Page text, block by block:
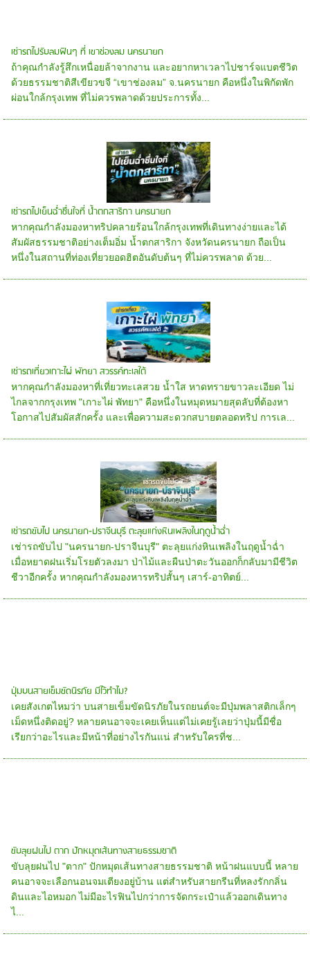
เช่ารถไปรับลมฟินๆ ที่ เขาช่องลม นครนายก
ถ้าคุณกำลังรู้สึกเหนื่อยล้าจากงาน และอยากหาเวลาไปชาร์จแบตชีวิต
ด้วยธรรมชาติสีเขียวขจี “เขาช่องลม” จ.นครนายก คือหนึ่งในพิกัดพัก
ผ่อนใกล้กรุงเทพ ที่ไม่ควรพลาดด้วยประการทั้ง...
เช่ารถไปเย็นฉ่ำชื่นใจที่ น้ำตกสาริกา นครนายก
หากคุณกำลังมองหาทริปคลายร้อนใกล้กรุงเทพที่เดินทางง่ายและได้
สัมผัสธรรมชาติอย่างเต็มอิ่ม น้ำตกสาริกา จังหวัดนครนายก ถือเป็น
หนึ่งในสถานที่ท่องเที่ยวยอดฮิตอันดับต้นๆ ที่ไม่ควรพลาด ด้วย...
เช่ารถเที่ยวเกาะไผ่ พัทยา สวรรค์ทะเลใต้
หากคุณกำลังมองหาที่เที่ยวทะเลสวย น้ำใส หาดทรายขาวละเอียด ไม่
ไกลจากกรุงเทพ "เกาะไผ่ พัทยา" คือหนึ่งในหมุดหมายสุดลับที่ต้องหา
โอกาสไปสัมผัสสักครั้ง และเพื่อความสะดวกสบายตลอดทริป การเล...
เช่ารถขับไป นครนายก-ปราจีนบุรี ตะลุยแก่งหินเพลิงในฤดูน้ำฉ่ำ
เช่ารถขับไป "นครนายก-ปราจีนบุรี" ตะลุยแก่งหินเพลิงในฤดูน้ำฉ่ำ
เมื่อหยาดฝนเริ่มโรยตัวลงมา ป่าไม้และผืนป่าตะวันออกก็กลับมามีชีวิต
ชีวาอีกครั้ง หากคุณกำลังมองหารทริปสั้นๆ เสาร์-อาทิตย์...
ปุ่มบนสายเข็มขัดนิรภัย มีไว้ทำไม?
เคยสังเกตไหมว่า บนสายเข็มขัดนิรภัยในรถยนต์จะมีปุ่มพลาสติกเล็กๆ
เม็ดหนึ่งติดอยู่? หลายคนอาจจะเคยเห็นแต่ไม่เคยรู้เลยว่าปุ่มนี้มีชื่อ
เรียกว่าอะไรและมีหน้าที่อย่างไรกันแน่ สำหรับใครที่ช...
ขับลุยฝนไป ตาก ปักหมุดเส้นทางสายธรรมชาติ
ขับลุยฝนไป "ตาก" ปักหมุดเส้นทางสายธรรมชาติ หน้าฝนแบบนี้ หลาย
คนอาจจะเลือกนอนจมเตียงอยู่บ้าน แต่สำหรับสายกรีนที่หลงรักกลิ่น
ดินและไอหมอก ไม่มีอะไรฟินไปกว่าการจัดกระเป๋าแล้วออกเดินทาง
ไ...